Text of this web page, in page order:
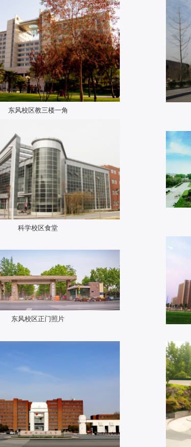
东风校区教三楼一角
科学校区食堂
东风校区正门照片